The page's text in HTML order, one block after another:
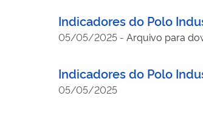
Indicadores do Polo
05/05/2025 - Arquivo para
Indicadores do Polo
05/05/2025